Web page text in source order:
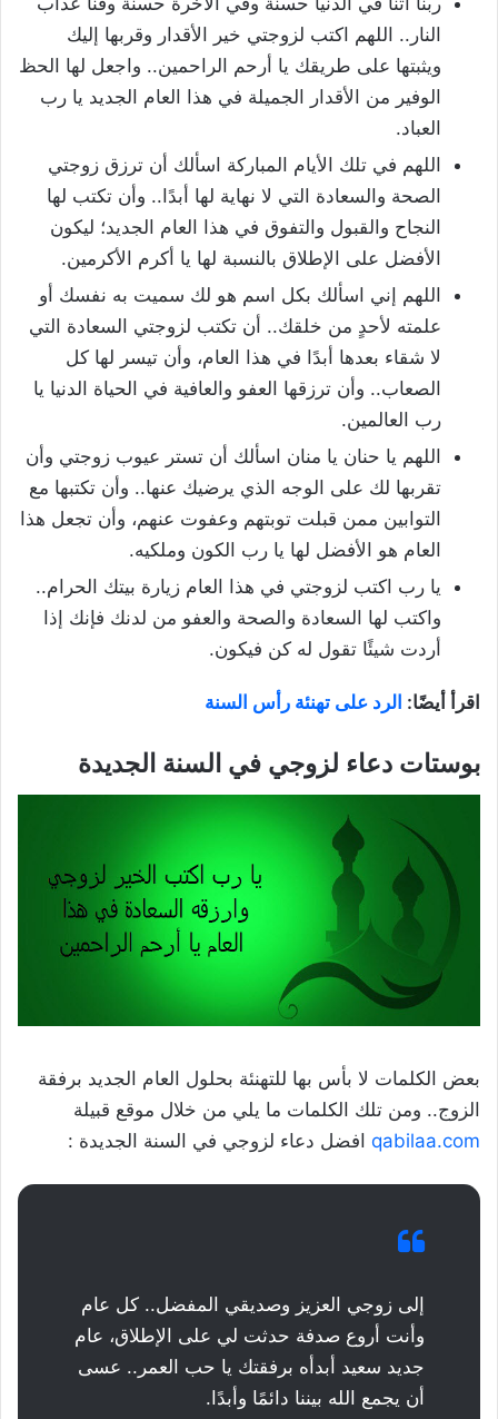
النار.. اللهم اكتب لزوجتي خير الأقدار وقربها إليك
ويثبتها على طريقك يا أرحم الراحمين.. واجعل لها الحظ
الوفير من الأقدار الجميلة في هذا العام الجديد يا رب
العباد.
اللهم في تلك الأيام المباركة اسألك أن ترزق زوجتي
الصحة والسعادة التي لا نهاية لها أبدًا.. وأن تكتب لها
النجاح والقبول والتفوق في هذا العام الجديد؛ ليكون
الأفضل على الإطلاق بالنسبة لها يا أكرم الأكرمين.
اللهم إني اسألك بكل اسم هو لك سميت به نفسك أو
علمته لأحدٍ من خلقك.. أن تكتب لزوجتي السعادة التي
لا شقاء بعدها أبدًا في هذا العام، وأن تيسر لها كل
الصعاب.. وأن ترزقها العفو والعافية في الحياة الدنيا يا
رب العالمين.
اللهم يا حنان يا منان اسألك أن تستر عيوب زوجتي وأن
تقربها لك على الوجه الذي يرضيك عنها.. وأن تكتبها مع
التوابين ممن قبلت توبتهم وعفوت عنهم، وأن تجعل هذا
العام هو الأفضل لها يا رب الكون وملكيه.
يا رب اكتب لزوجتي في هذا العام زيارة بيتك الحرام..
واكتب لها السعادة والصحة والعفو من لدنك فإنك إذا
أردت شيئًا تقول له كن فيكون.
اقرأ أيضًا: الرد على تهنئة رأس السنة
بوستات دعاء لزوجي في السنة الجديدة
بعض الكلمات لا بأس بها للتهنئة بحلول العام الجديد برفقة
الزوج.. ومن تلك الكلمات ما يلي من خلال موقع قبيلة
qabilaa.com افضل دعاء لزوجي في السنة الجديدة :
إلى زوجي العزيز وصديقي المفضل.. كل عام
وأنت أروع صدفة حدثت لي على الإطلاق، عام
جديد سعيد أبدأه برفقتك يا حب العمر.. عسى
أن يجمع الله بيننا دائمًا وأبدًا.